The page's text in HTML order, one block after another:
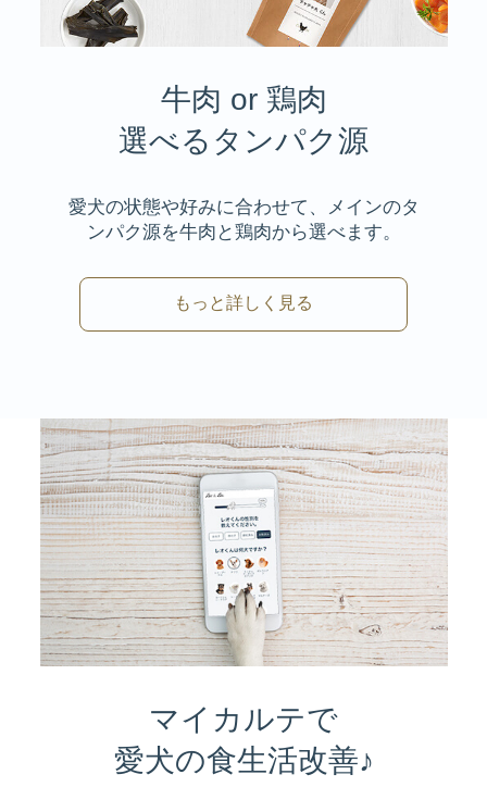
牛肉 or 鶏肉
選べるタンパク源
愛犬の状態や好みに合わせて、メインのタ
ンパク源を牛肉と鶏肉から選べます。
もっと詳しく見る
マイカルテで
愛犬の食生活改善♪